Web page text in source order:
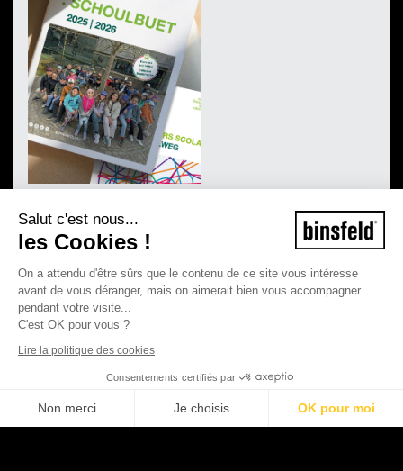
Salut c'est nous...
les Cookies !
On a attendu d'être sûrs que le contenu de ce site vous intéresse
avant de vous déranger, mais on aimerait bien vous accompagner
pendant votre visite...
C'est OK pour vous ?
Lire la politique des cookies
Consentements certifiés par
Non merci Je choisis OK pour moi
©2026 Binsfeld - Tous droits réservés